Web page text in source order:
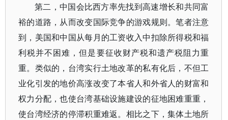
第二，中国会比西方率先找到高速增长和共同富
裕的道路，从而改变国际竞争的游戏规则。笔者注意
到，美国和中国从每月的工资收入中扣除所得税和福
利税并不困难，但是要征收财产税和遗产税阻力重
重。类似的，台湾实行土地改革的私有化后，不但工
业化引发的地价高涨改变了本省人和外省人的财富和
权力分配，也使台湾基础设施建设的征地困难重重，
使台湾经济的停滞积重难返。相比之下，集体土地所